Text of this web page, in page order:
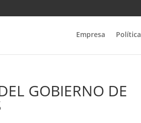
Empresa Política
GOBIERNO DE